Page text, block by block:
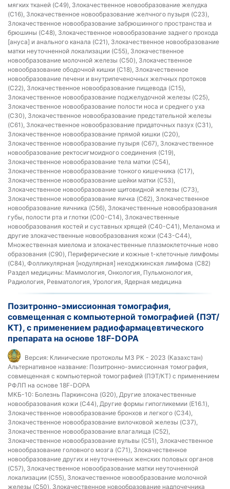
мягких тканей (C49), Злокачественное новообразование желудка
(C16), Злокачественное новообразование желчного пузыря (C23),
Злокачественное новообразование забрюшинного пространства и
брюшины (C48), Злокачественное новообразование заднего прохода
[ануса] и анального канала (C21), Злокачественное новообразование
матки неуточненной локализации (C55), Злокачественное
новообразование молочной железы (C50), Злокачественное
новообразование ободочной кишки (C18), Злокачественное
новообразование печени и внутрипеченочных желчных протоков
(C22), Злокачественное новообразование пищевода (C15),
Злокачественное новообразование поджелудочной железы (C25),
Злокачественное новообразование полости носа и среднего уха
(C30), Злокачественное новообразование предстательной железы
(C61), Злокачественное новообразование придаточных пазух (C31),
Злокачественное новообразование прямой кишки (C20),
Злокачественное новообразование пузыря (C67), Злокачественное
новообразование ректосигмоидного соединения (C19),
Злокачественное новообразование тела матки (C54),
Злокачественное новообразование тонкого кишечника (C17),
Злокачественное новообразование шейки матки (C53),
Злокачественное новообразование щитовидной железы (C73),
Злокачественное новообразование яичка (C62), Злокачественное
новообразование яичника (C56), Злокачественные новообразования
губы, полости рта и глотки (C00-C14), Злокачественные
новообразования костей и суставных хрящей (C40-C41), Меланома и
другие злокачественные новообразования кожи (C43-C44),
Множественная миелома и злокачественные плазмоклеточные ново
образования (C90), Периферические и кожные t-клеточные лимфомы
(C84), Фолликулярная [нодулярная] неходжкинская лимфома (C82)
Раздел медицины: Маммология, Онкология, Пульмонология,
Радиология, Ревматология, Урология, Ядерная медицина
Позитронно-эмиссионная томография,
совмещенная с компьютерной томографией (ПЭТ/
КТ), с применением радиофармацевтического
препарата на основе 18F-DOPA
Версия: Клинические протоколы МЗ РК - 2023 (Казахстан)
Альтернативное название: Позитронно-эмиссионная томография,
совмещенная с компьютерной томографией (ПЭТ/КТ) с применением
РФЛП на основе 18F-DOPA
МКБ-10: Болезнь Паркинсона (G20), Другие злокачественные
новообразования кожи (C44), Другие формы гипогликемии (E16.1),
Злокачественное новообразование бронхов и легкого (C34),
Злокачественное новообразование вилочковой железы (C37),
Злокачественное новообразование влагалища (C52),
Злокачественное новообразование вульвы (C51), Злокачественное
новообразование головного мозга (C71), Злокачественное
новообразование других и неуточненных женских половых органов
(C57), Злокачественное новообразование матки неуточненной
локализации (C55), Злокачественное новообразование молочной
железы (C50), Злокачественное новообразование надпочечника